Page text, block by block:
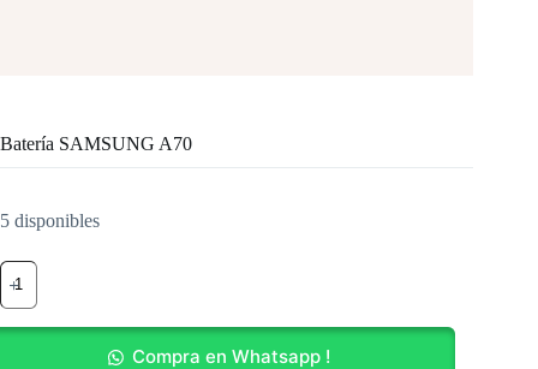
Batería SAMSUNG A70
5 disponibles
Batería
SAMSUNG
A70
cantidad
Compra en Whatsapp !